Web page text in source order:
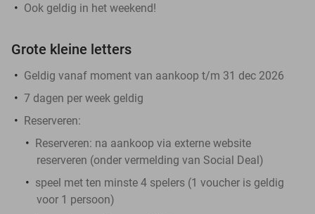
Ook geldig in het weekend!
Grote kleine letters
Geldig vanaf moment van aankoop t/m 31 dec 2026
7 dagen per week geldig
Reserveren:
Reserveren: na aankoop via externe website
reserveren (onder vermelding van Social Deal)
speel met ten minste 4 spelers (1 voucher is geldig
voor 1 persoon)